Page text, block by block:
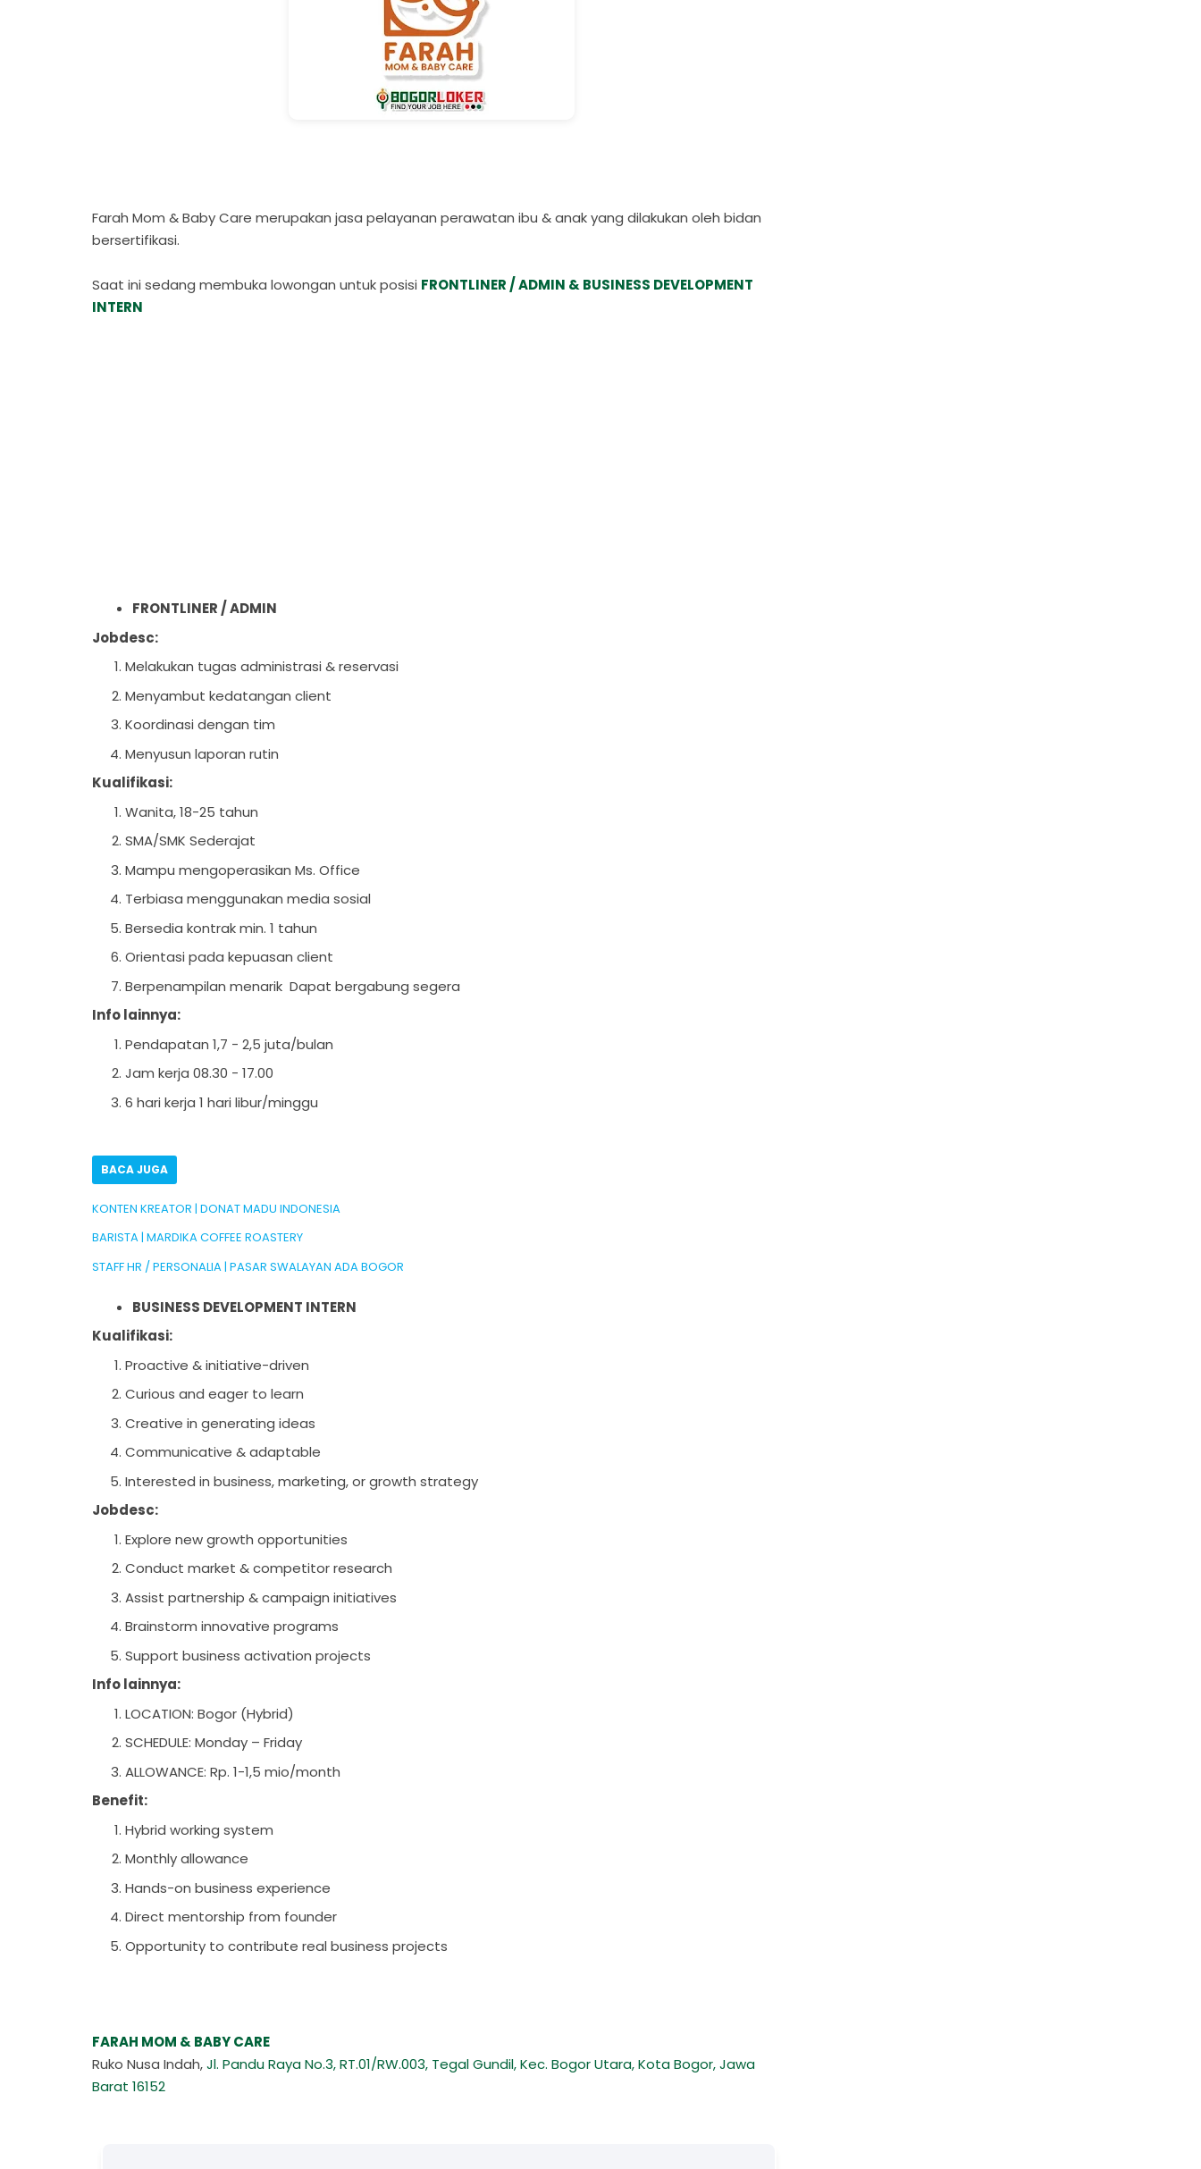
Farah Mom & Baby Care merupakan jasa pelayanan perawatan ibu & anak yang dilakukan oleh bidan
bersertifikasi.
Saat ini sedang membuka lowongan untuk posisi FRONTLINER / ADMIN & BUSINESS DEVELOPMENT
INTERN
FRONTLINER / ADMIN
Jobdesc:
Melakukan tugas administrasi & reservasi
Menyambut kedatangan client
Koordinasi dengan tim
Menyusun laporan rutin
Kualifikasi:
Wanita, 18-25 tahun
SMA/SMK Sederajat
Mampu mengoperasikan Ms. Office
Terbiasa menggunakan media sosial
Bersedia kontrak min. 1 tahun
Orientasi pada kepuasan client
Berpenampilan menarik Dapat bergabung segera
Info lainnya:
Pendapatan 1,7 - 2,5 juta/bulan
Jam kerja 08.30 - 17.00
6 hari kerja 1 hari libur/minggu
BACA JUGA
KONTEN KREATOR | DONAT MADU INDONESIA
BARISTA | MARDIKA COFFEE ROASTERY
STAFF HR / PERSONALIA | PASAR SWALAYAN ADA BOGOR
BUSINESS DEVELOPMENT INTERN
Kualifikasi:
Proactive & initiative-driven
Curious and eager to learn
Creative in generating ideas
Communicative & adaptable
Interested in business, marketing, or growth strategy
Jobdesc:
Explore new growth opportunities
Conduct market & competitor research
Assist partnership & campaign initiatives
Brainstorm innovative programs
Support business activation projects
Info lainnya:
LOCATION: Bogor (Hybrid)
SCHEDULE: Monday – Friday
ALLOWANCE: Rp. 1-1,5 mio/month
Benefit:
Hybrid working system
Monthly allowance
Hands-on business experience
Direct mentorship from founder
Opportunity to contribute real business projects
FARAH MOM & BABY CARE
Ruko Nusa Indah,Jl. Pandu Raya No.3, RT.01/RW.003, Tegal Gundil, Kec. Bogor Utara, Kota Bogor, Jawa
Barat 16152